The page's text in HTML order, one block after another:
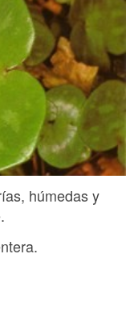
húmedas y